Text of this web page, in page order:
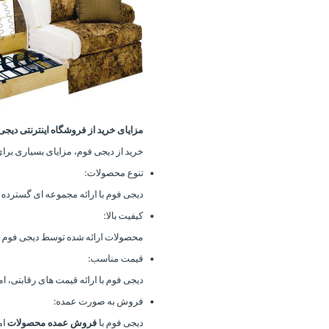
مزایای خرید از فروشگاه اینترنتی
خرید از دیجی فوم، مزایای بسیاری
تنوع محصولات:
دیجی فوم با ارائه مجموعه ای
کیفیت بالا:
محصولات ارائه شده توسط دیجی فوم
قیمت مناسب:
دیجی فوم با ارائه قیمت های
فروش به صورت عمده:
دیجی فوم با فروش عمده محصولات